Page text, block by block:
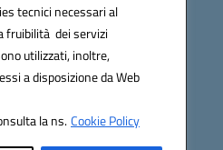
tecnici necessari al
fruibilità dei servizi
utilizzati, inoltre,
a disposizione da Web
la ns.Cookie Policy